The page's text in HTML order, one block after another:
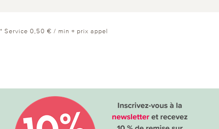
* Service 0,50 € / min + prix appel